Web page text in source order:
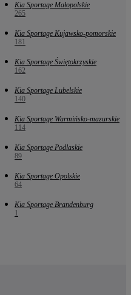
Kia Sportage Małopolskie
265
Kia Sportage Kujawsko-pomorskie
181
Kia Sportage Świętokrzyskie
162
Kia Sportage Lubelskie
140
Kia Sportage Warmińsko-mazurskie
114
Kia Sportage Podlaskie
89
Kia Sportage Opolskie
64
Kia Sportage Brandenburg
1